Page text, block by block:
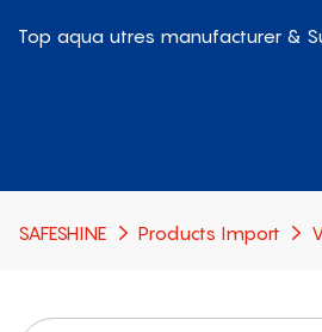
Top aqua utres manufacturer &
SAFESHINE Products Import